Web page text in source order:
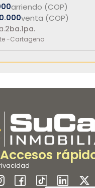
arriendo (COP)
venta (COP)
2ba.1pa.
-Cartagena
Accesos